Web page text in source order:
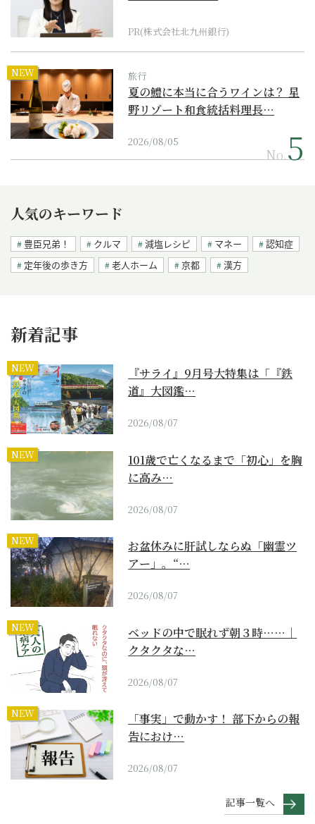
PR(株式会社北九州銀行)
NEW 旅行
夏の鱧に本当に合うワインは？ 星
野リゾート和食統括料理長…
2026/08/05
No.
人気のキーワード
豊臣兄弟！ クルマ 減塩レシピ マネー
認知症
定年後の歩き方
老人ホーム 京都 漢方
新着記事
NEW
『サライ』9月号大特集は「『鉄
道』大図鑑…
2026/08/07
NEW
101歳で亡くなるまで「初心」を胸
に高み…
2026/08/07
NEW
お盆休みに肝試しならぬ「幽霊ツ
アー」。“…
2026/08/07
NEW
ベッドの中で眠れず朝３時……｜
クタクタな…
2026/08/07
NEW
「事実」で動かす！ 部下からの報
告におけ…
2026/08/07
記事一覧へ